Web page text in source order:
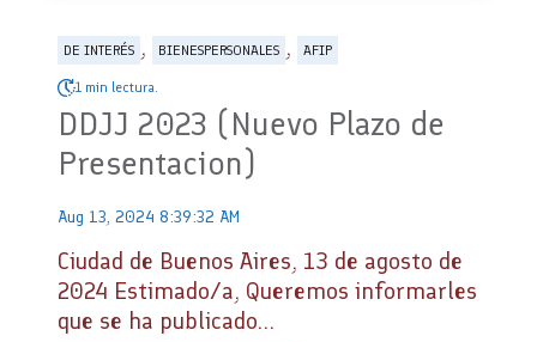
DE INTERÉS , BIENESPERSONALES , AFIP
1 min lectura.
DDJJ 2023 (Nuevo Plazo de
Presentacion)
Aug 13, 2024 8:39:32 AM
Ciudad de Buenos Aires, 13 de agosto de
2024 Estimado/a, Queremos informarles
que se ha publicado...